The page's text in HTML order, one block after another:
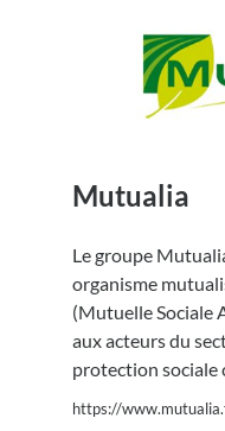
Mutualia
Le groupe
organisme
(Mutuelle Sociale
aux acteurs du
protection sociale
https://